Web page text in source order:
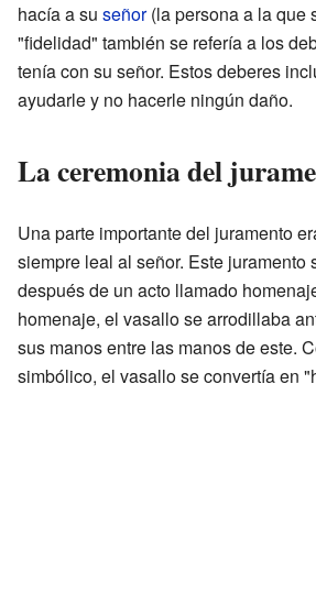
hacía a su señor(la persona a la que
"fidelidad" también se refería a los
tenía con su señor. Estos deberes
ayudarle y no hacerle ningún daño.
La ceremonia del
Una parte importante del juramento
siempre leal al señor. Este juramento
después de un acto llamado
homenaje, el vasallo se arrodillaba
sus manos entre las manos de este.
simbólico, el vasallo se convertía en